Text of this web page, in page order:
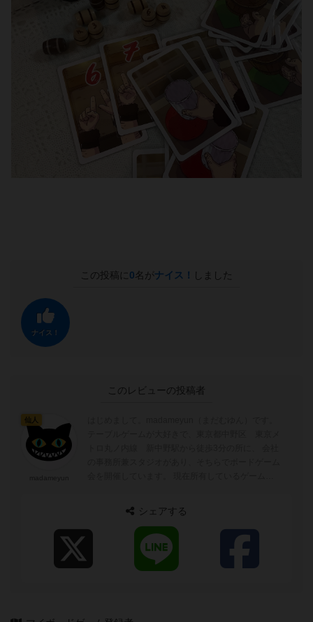
この投稿に 0名がナイス！ しました
ナイス！
このレビューの投稿者
仙人
シェアする